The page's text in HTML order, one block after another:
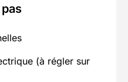
(à régler sur